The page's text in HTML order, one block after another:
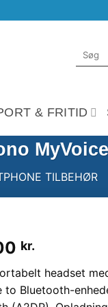
Søg
efter:
& FRITID
TILBEHØR
kr.
headset
to Bluetooth-